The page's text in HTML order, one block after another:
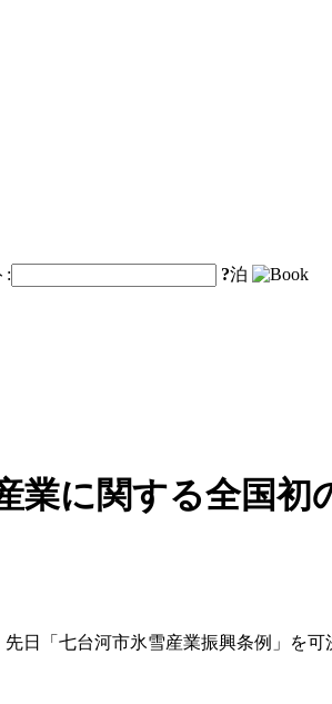
: ?泊
業に関する全国
日「七台河市氷雪産業振興条例」を可